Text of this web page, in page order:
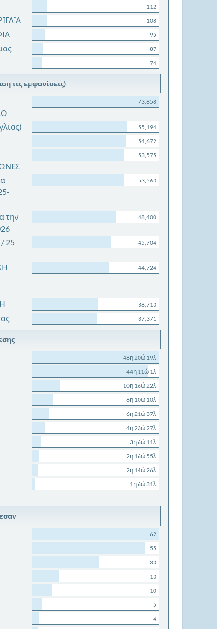
112
108
95
87
74
τις εμφανίσεις)
73,858
55,194
54,672
53,575
53,563
την
48,400
25
45,704
44,724
38,713
37,371
48η 20ώ 19λ
44η 11ώ 1λ
10η 16ώ 22λ
8η 10ώ 10λ
6η 21ώ 37λ
4η 23ώ 27λ
3η 6ώ 11λ
2η 16ώ 55λ
2η 14ώ 26λ
1η 6ώ 31λ
62
55
33
13
10
5
4